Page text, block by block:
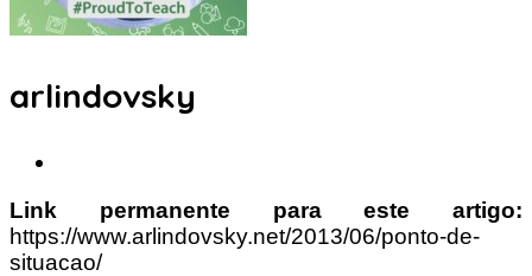
arlindovsky
Link permanente para este artigo:
https://www.arlindovsky.net/2013/06/ponto-de-
situacao/